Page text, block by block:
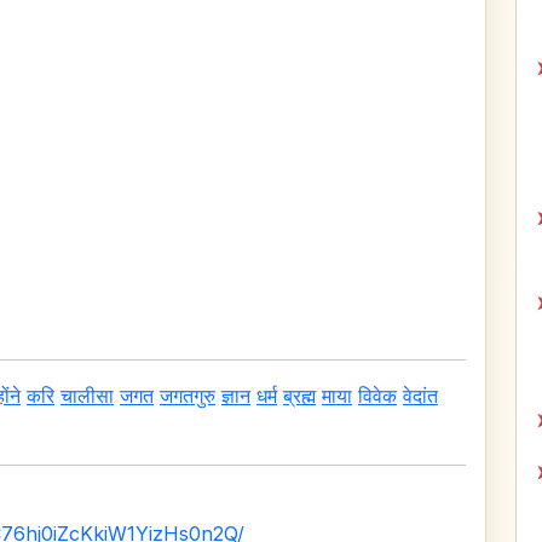
करि चालीसा जगत जगतगुरु ज्ञान धर्म ब्रह्म माया विवेक वेदांत